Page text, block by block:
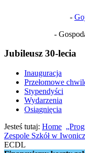
-
-
Jubileusz 30-lecia
Inauguracja
Przełomowe
Stypendyści
Wydarzenia
Osiągnięcia
Jesteś tutaj: Home
Zespole Szkół w
ECDL